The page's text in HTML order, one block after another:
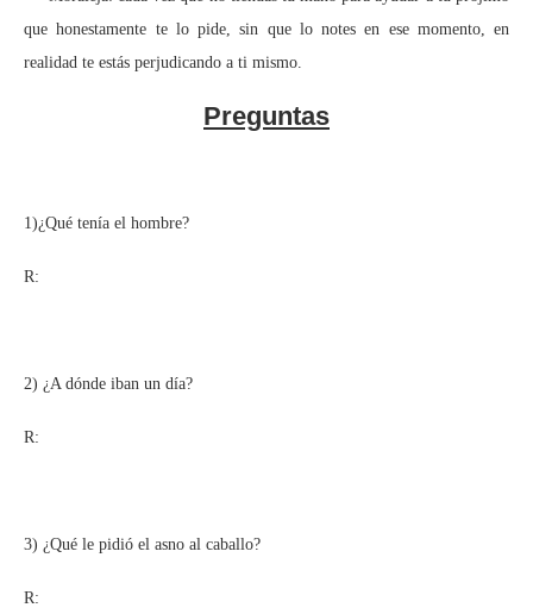
que honestamente te lo pide, sin que lo notes en ese momento, en
realidad te estás perjudicando a ti mismo.
Preguntas
1)¿Qué tenía el hombre?
R:
2) ¿A dónde iban un día?
R:
3) ¿Qué le pidió el asno al caballo?
R: